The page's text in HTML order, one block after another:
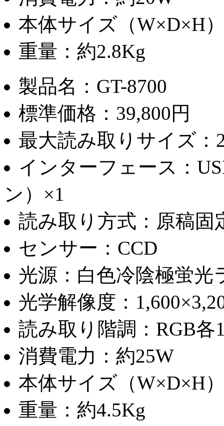
本体サイズ（W×D×H
重量：約2.8Kg
製品名：GT-8700
標準価格：39,800円
最大読み取りサイズ：
インターフェース：
ン）×1
読み取り方式：原稿固
センサー：CCD
光源：白色冷陰極蛍光
光学解像度：
読み取り階調：RGB各
消費電力：約25W
本体サイズ（W×D×H
重量：約4.5Kg